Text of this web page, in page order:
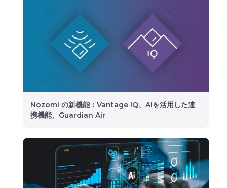
Nozomi の新機能：Vantage IQ、AIを活用した連
携機能、Guardian Air